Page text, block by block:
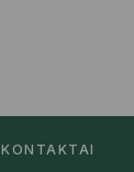
KONTAKTAI